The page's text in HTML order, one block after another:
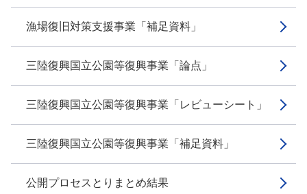
漁場復旧対策支援事業「補足資料」
三陸復興国立公園等復興事業「論点」
三陸復興国立公園等復興事業「レビューシート」
三陸復興国立公園等復興事業「補足資料」
公開プロセスとりまとめ結果